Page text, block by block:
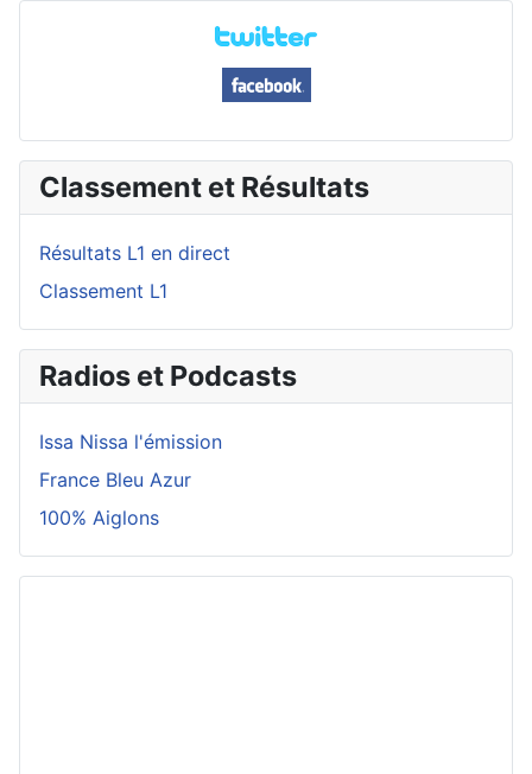
Classement et Résultats
Résultats L1 en direct
Classement L1
Radios et Podcasts
Issa Nissa l'émission
France Bleu Azur
100% Aiglons